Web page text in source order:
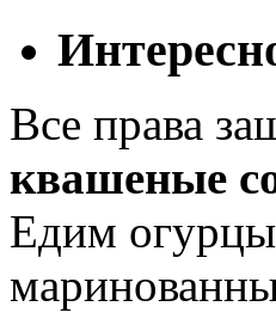
Все права
квашеные
Едим